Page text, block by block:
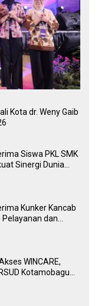
Kota dr. Weny Gaib
Siswa PKL SMK
Sinergi Dunia
Kunker Kancab
Pelayanan dan
WINCARE,
Kotamobagu